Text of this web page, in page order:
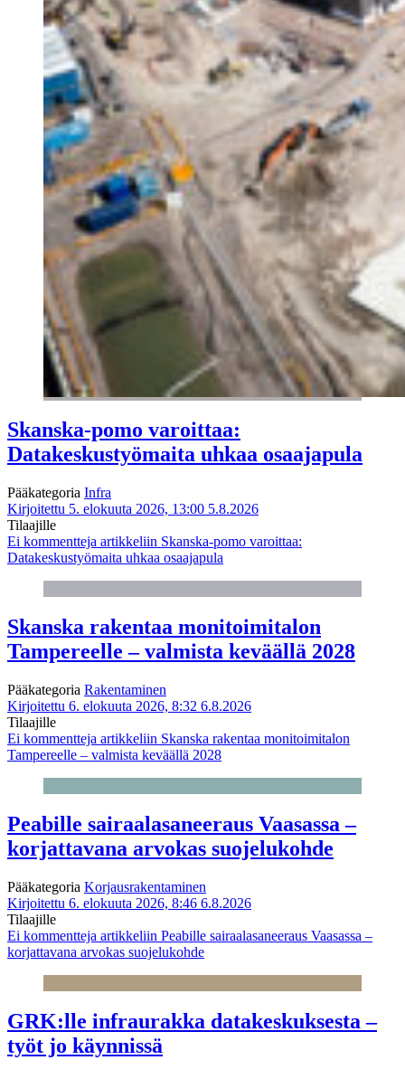
Skanska-pomo varoittaa:
Datakeskustyömaita uhkaa osaajapula
Pääkategoria Infra
Kirjoitettu 5. elokuuta 2026, 13:00 5.8.2026
Tilaajille
Ei kommentteja artikkeliin Skanska-pomo varoittaa:
Datakeskustyömaita uhkaa osaajapula
Skanska rakentaa monitoimitalon
Tampereelle – valmista keväällä 2028
Pääkategoria Rakentaminen
Kirjoitettu 6. elokuuta 2026, 8:32 6.8.2026
Tilaajille
Ei kommentteja artikkeliin Skanska rakentaa monitoimitalon
Tampereelle – valmista keväällä 2028
Peabille sairaalasaneeraus Vaasassa –
korjattavana arvokas suojelukohde
Pääkategoria Korjausrakentaminen
Kirjoitettu 6. elokuuta 2026, 8:46 6.8.2026
Tilaajille
Ei kommentteja artikkeliin Peabille sairaalasaneeraus Vaasassa –
korjattavana arvokas suojelukohde
GRK:lle infraurakka datakeskuksesta –
työt jo käynnissä